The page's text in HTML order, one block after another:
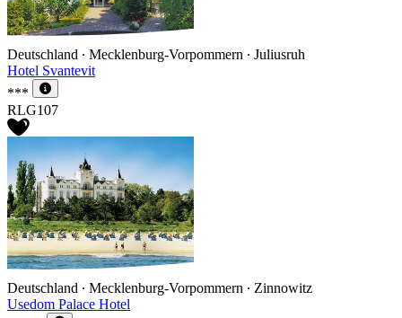
Deutschland ∙ Mecklenburg-Vorpommern ∙ Juliusruh
Hotel Svantevit
***
RLG107
Deutschland ∙ Mecklenburg-Vorpommern ∙ Zinnowitz
Usedom Palace Hotel